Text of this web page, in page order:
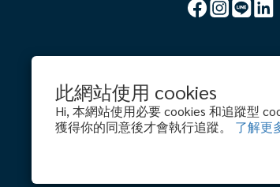
此網站使用 cookies
Hi, 本網站使用必要 cookies 和追蹤型
獲得你的同意後才會執行追蹤。 了解更